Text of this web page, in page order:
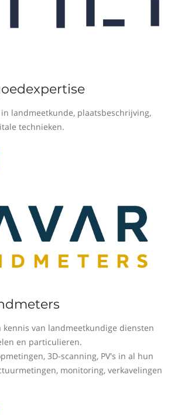
landmeetkunde, plaatsbeschrijving,
technieken.
kennis van landmeetkundige diensten
en particulieren.
3D-scanning, PV's in al hun
monitoring, verkavelingen